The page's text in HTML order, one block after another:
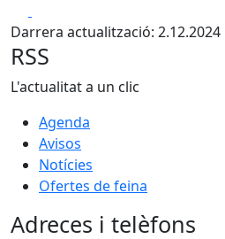
+
−
Darrera actualització:
RSS
L'actualitat a un clic
Agenda
Avisos
Notícies
Ofertes de feina
Adreces i telèfons